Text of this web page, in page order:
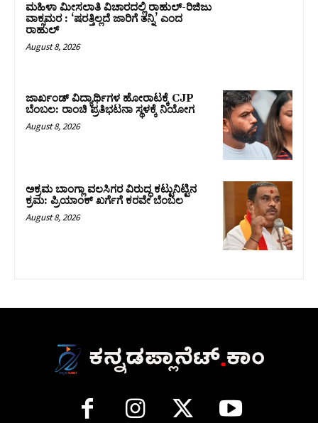
ಮಹಿಳಾ ಮೀಸಲಾತಿ ವಿಚಾರದಲ್ಲಿ ರಾಹುಲ್‌-ರಿಜಿಜು
ವಾಕ್ಸಮರ : ‘ಷರತ್ತಿಲ್ಲದೆ ಜಾರಿಗೆ ತನ್ನಿ’ ಎಂದ
ರಾಹುಲ್‌
August 8, 2026
ಜಾರ್ಖಂಡ್‌ ವಿದ್ಯಾರ್ಥಿಗಳ ಹೋರಾಟಕ್ಕೆ CJP
ಬೆಂಬಲ: ರಾಂಚಿ ಪ್ರತಿಭಟನಾ ಸ್ಥಳಕ್ಕೆ ನಿಯೋಗ
August 8, 2026
ಅಕ್ರಮ ಬಾಂಗ್ಲಾ ವಲಸಿಗರ ವಿರುದ್ಧ ಕಟ್ಟುನಿಟ್ಟಿನ
ಕ್ರಮ: ಪ್ರಿಯಾಂಕ್ ಖರ್ಗೆಗೆ ಕರವೇ ಬೆಂಬಲ
August 8, 2026